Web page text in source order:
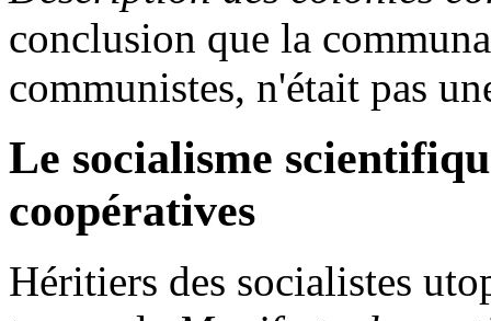
conclusion que la
communistes, n'était pas
Le socialisme
coopératives
Héritiers des socialistes